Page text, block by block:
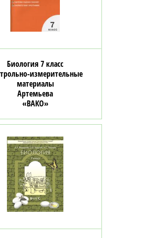
Биология 7 класс
измерительные
материалы
Артемьева
«ВАКО»